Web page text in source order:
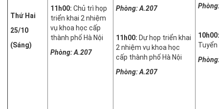
Thứ Hai
25/10
(Sáng)
11h00: Chủ trì họp
triển khai 2 nhiệm
vụ khoa học cấp
thành phố Hà Nội
Phòng: A.207
Phòng: A.207
11h00: Dự họp triển khai
2 nhiệm vụ khoa học
cấp thành phố Hà Nội
Phòng: A.207
10h00: